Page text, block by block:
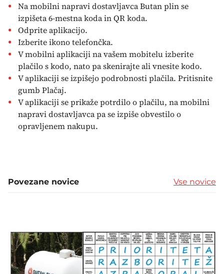
Na mobilni napravi dostavljavca Butan plin se
izpišeta 6-mestna koda in QR koda.
Odprite aplikacijo.
Izberite ikono telefončka.
V mobilni aplikaciji na vašem mobitelu izberite
plačilo s kodo, nato pa skenirajte ali vnesite kodo.
V aplikaciji se izpišejo podrobnosti plačila. Pritisnite
gumb Plačaj.
V aplikaciji se prikaže potrdilo o plačilu, na mobilni
napravi dostavljavca pa se izpiše obvestilo o
opravljenem nakupu.
Povezane novice Vse novice